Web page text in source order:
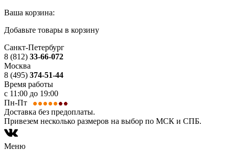
Ваша корзина:
Добавьте товары в корзину
Санкт-Петербург
8 (812) 33-66-072
Москва
8 (495) 374-51-44
Время работы
с 11:00 до 19:00
Пн-Пт
Доставка без предоплаты.
Привезем несколько размеров на выбор по МСК и СПБ.
Меню